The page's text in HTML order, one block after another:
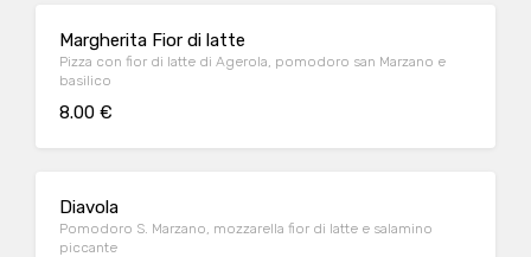
Margherita Fior di latte
Pizza con fior di latte di Agerola, pomodoro san Marzano e
basilico
8.00 €
Diavola
Pomodoro S. Marzano, mozzarella fior di latte e salamino
piccante